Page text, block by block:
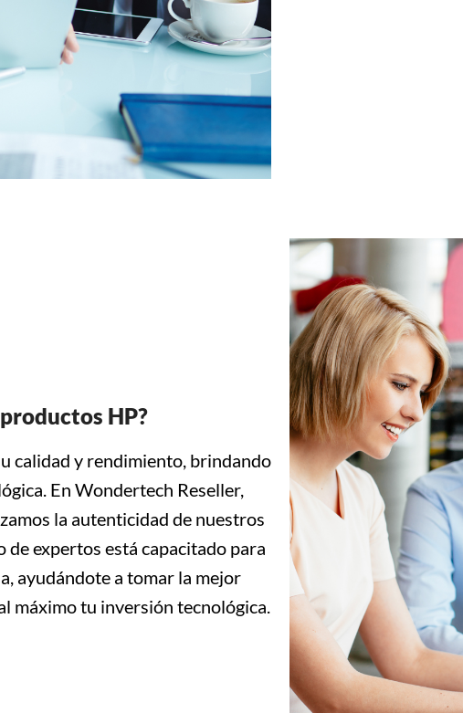
HP?
calidad y rendimiento, brindando
En Wondertech Reseller,
la autenticidad de nuestros
expertos está capacitado para
ayudándote a tomar la mejor
máximo tu inversión tecnológica.